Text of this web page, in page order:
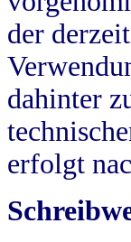
der
dahinter
erfolgt